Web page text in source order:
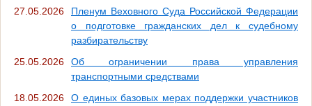
27.05.2026
Пленум Веховного Суда Российской Федерации
о подготовке гражданских дел к судебному
разбирательству
25.05.2026
Об ограничении права управления
транспортными средствами
18.05.2026
О единых базовых мерах поддержки участников